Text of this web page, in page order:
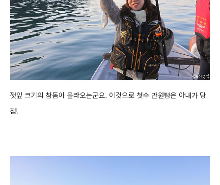
깻잎 크기의 참돔이 올라오는군요. 이것으로 첫수 만원빵은 아내가 당
첨!